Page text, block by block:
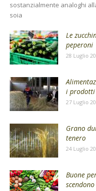
sostanzialmente analoghi
soia
Le
peperoni
28 Luglio
i prodotti
27 Luglio
Grano
tenero
24 Luglio
Buone